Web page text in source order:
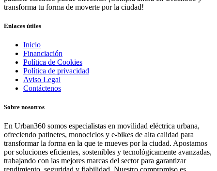
transforma tu forma de moverte por la ciudad!
Enlaces útiles
Inicio
Financiación
Política de Cookies
Política de privacidad
Aviso Legal
Contáctenos
Sobre nosotros
En Urban360 somos especialistas en movilidad eléctrica urbana,
ofreciendo patinetes, monociclos y e-bikes de alta calidad para
transformar la forma en la que te mueves por la ciudad. Apostamos
por soluciones eficientes, sostenibles y tecnológicamente avanzadas,
trabajando con las mejores marcas del sector para garantizar